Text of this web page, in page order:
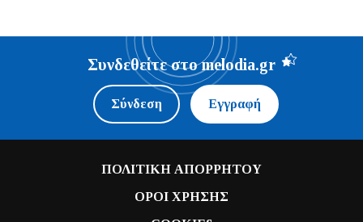
Συνδεθείτε στο melodia.gr
Σύνδεση Εγγραφή
ΠΟΛΙΤΙΚΗ ΑΠΟΡΡΗΤΟΥ
ΟΡΟΙ ΧΡΗΣΗΣ